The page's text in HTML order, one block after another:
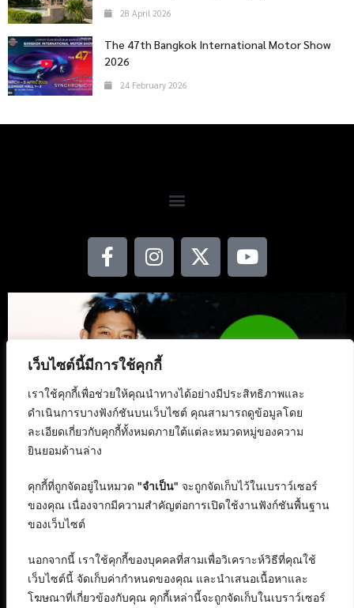
เว็บไซต์นี้มีการใช้คุกกี้
เราใช้คุกกี้เพื่อช่วยให้คุณนำทางได้อย่างมีประสิทธิภาพและ
ดำเนินการบางฟังก์ชันบนเว็บไซต์ คุณสามารถดูข้อมูลโดย
ละเอียดเกี่ยวกับคุกกี้ทั้งหมดภายใต้แต่ละหมวดหมู่ของความ
ยินยอมด้านล่าง
คุกกี้ที่ถูกจัดอยู่ในหมวด "จำเป็น" จะถูกจัดเก็บไว้ในเบราว์เซอร์
ของคุณ เนื่องจากมีความสำคัญต่อการเปิดใช้งานฟังก์ชันพื้นฐาน
ของเว็บไซต์
นอกจากนี้ เราใช้คุกกี้ของบุคคลที่สามเพื่อวิเคราะห์วิธีที่คุณใช้
เว็บไซต์นี้ จัดเก็บค่ากำหนดของคุณ และนำเสนอเนื้อหาและ
โฆษณาที่เกี่ยวข้องกับคุณ คุกกี้เหล่านี้จะถูกจัดเก็บในเบราว์เซอร์
28 April 2026
The 47th Bangkok International Motor Show
2026
24 February 2026